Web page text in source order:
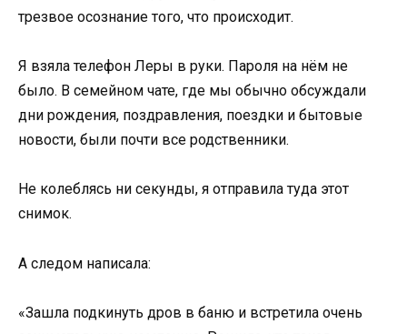
трезвое осознание того, что происходит.
Я взяла телефон Леры в руки. Пароля на нём не
было. В семейном чате, где мы обычно обсуждали
дни рождения, поздравления, поездки и бытовые
новости, были почти все родственники.
Не колеблясь ни секунды, я отправила туда этот
снимок.
А следом написала:
«Зашла подкинуть дров в баню и встретила очень